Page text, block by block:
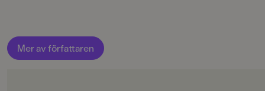
Mer av författaren